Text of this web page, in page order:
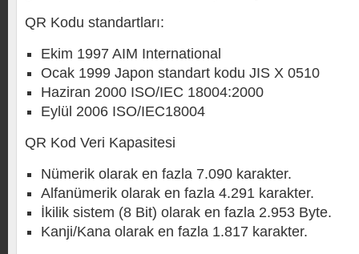
QR Kodu standartları:
Ekim 1997 AIM International
Ocak 1999 Japon standart kodu JIS X 0510
Haziran 2000 ISO/IEC 18004:2000
Eylül 2006 ISO/IEC18004
QR Kod Veri Kapasitesi
Nümerik olarak en fazla 7.090 karakter.
Alfanümerik olarak en fazla 4.291 karakter.
İkilik sistem (8 Bit) olarak en fazla 2.953 Byte.
Kanji/Kana olarak en fazla 1.817 karakter.